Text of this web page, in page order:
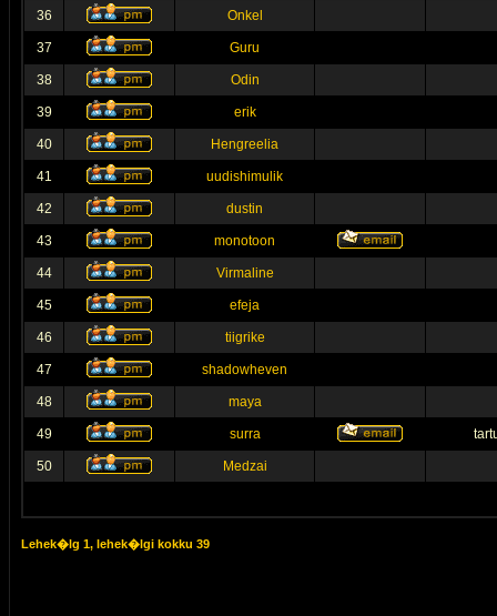
36 Onkel
37 Guru
38 Odin
39 erik
40 Hengreelia
41 uudishimulik
42 dustin
43 monotoon
44 Virmaline
45 efeja
46 tiigrike
47 shadowheven
48 maya
49 surra
50 Medzai
Lehek�lg 1, lehek�lgi kokku 39